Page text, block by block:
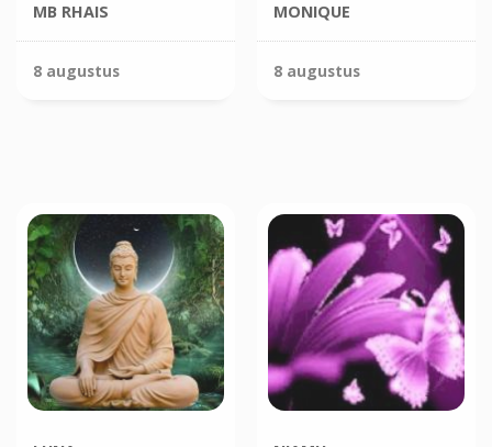
MB RHAIS
8 augustus
MONIQUE
8 augustus